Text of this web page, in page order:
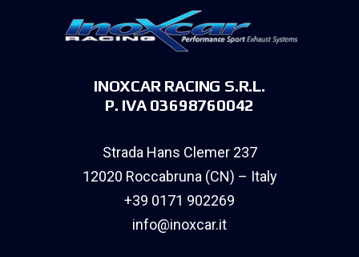
INOXCAR RACING S.R.L.
P. IVA 03698760042
Strada Hans Clemer 237
12020 Roccabruna (CN) – Italy
+39 0171 902269
info@inoxcar.it